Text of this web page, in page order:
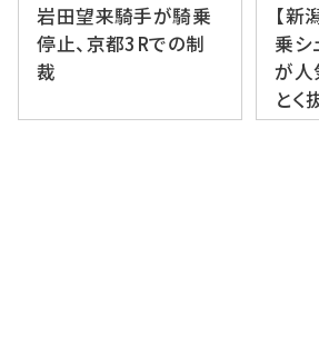
岩田望来騎手が騎乗
停止、京都3Rでの制
裁
【新
乗シ
が人
とく